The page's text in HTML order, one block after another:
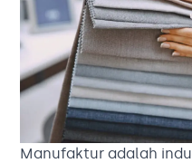
Manufaktur adalah